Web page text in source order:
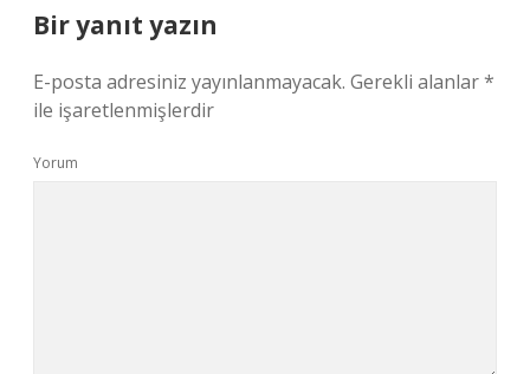
Bir yanıt yazın
E-posta adresiniz yayınlanmayacak. Gerekli alanlar*
ile işaretlenmişlerdir
Yorum